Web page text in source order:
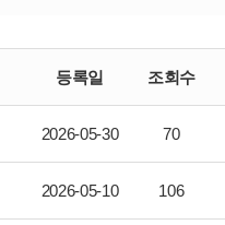
등록일 조회수
2026-05-30 70
2026-05-10 106